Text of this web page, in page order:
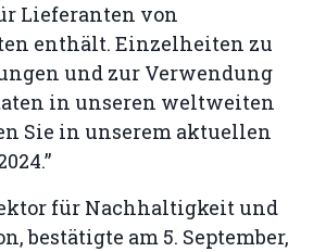
Lieferanten von
enthält. Einzelheiten zu
und zur Verwendung
in unseren weltweiten
Sie in unserem aktuellen
für Nachhaltigkeit und
bestätigte am 5. September,